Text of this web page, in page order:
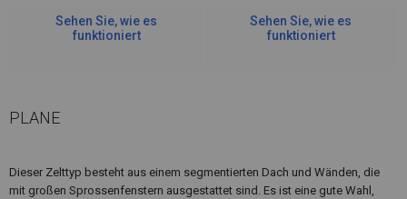
Sehen Sie, wie es
funktioniert
Sehen Sie, wie es
funktioniert
PLANE
Dieser Zelttyp besteht aus einem segmentierten Dach und Wänden, die
mit großen Sprossenfenstern ausgestattet sind. Es ist eine gute Wahl,